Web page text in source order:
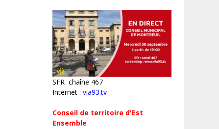
SFR chaîne 467
Internet : via93.tv
Conseil de territoire d'Est
Ensemble